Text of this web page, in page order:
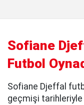
Sofiane
Futbol
Sofiane Djeffal
geçmişi